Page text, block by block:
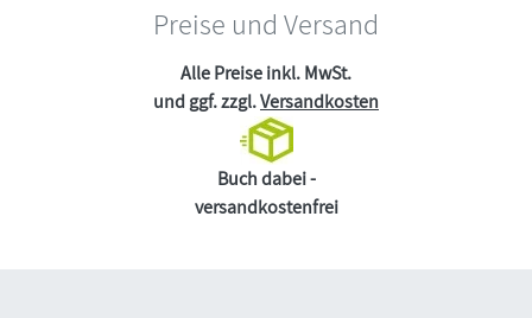
Preise und Versand
Alle Preise inkl. MwSt.
und ggf. zzgl.Versandkosten
Buch dabei -
versandkostenfrei